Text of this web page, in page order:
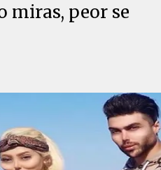
miras, peor se